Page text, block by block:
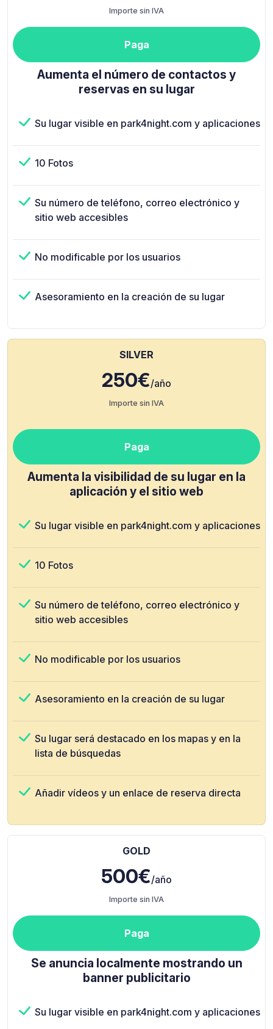
Importe sin IVA
Paga
Aumenta el número de contactos y
reservas en su lugar
Su lugar visible en park4night.com y aplicaciones
10 Fotos
Su número de teléfono, correo electrónico y
sitio web accesibles
No modificable por los usuarios
Asesoramiento en la creación de su lugar
SILVER
250€/año
Importe sin IVA
Paga
Aumenta la visibilidad de su lugar en la
aplicación y el sitio web
Su lugar visible en park4night.com y aplicaciones
10 Fotos
Su número de teléfono, correo electrónico y
sitio web accesibles
No modificable por los usuarios
Asesoramiento en la creación de su lugar
Su lugar será destacado en los mapas y en la
lista de búsquedas
Añadir vídeos y un enlace de reserva directa
GOLD
500€/año
Importe sin IVA
Paga
Se anuncia localmente mostrando un
banner publicitario
Su lugar visible en park4night.com y aplicaciones